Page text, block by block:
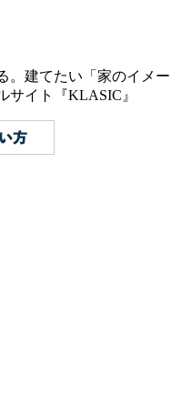
。建てたい「家のイメー
サイト『KLASIC』